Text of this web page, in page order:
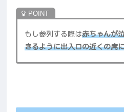
もし参列する際は赤ちゃんが
きるように出入口の近くの席